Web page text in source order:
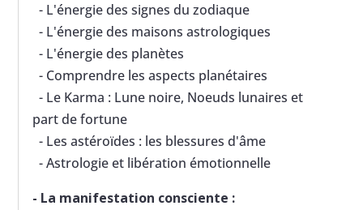
- L'énergie des signes du zodiaque
- L'énergie des maisons astrologiques
- L'énergie des planètes
- Comprendre les aspects planétaires
- Le Karma : Lune noire, Noeuds lunaires et
part de fortune
- Les astéroïdes : les blessures d'âme
- Astrologie et libération émotionnelle
- La manifestation consciente :